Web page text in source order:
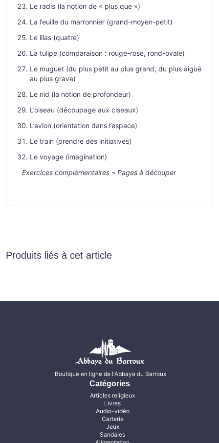
Le radis (la notion de « plus que »)
La feuille du marronnier (grand-moyen-petit)
Le lilas (quatre)
La tulipe (comparaison : rouge-rose, rond-ovale)
Le muguet (du plus petit au plus grand, du plus aiguë
au plus grave)
Le nid (la notion de profondeur)
L’oiseau (découpage aux ciseaux)
L’avion (orientation dans l’espace)
Le train (prendre des initiatives)
Le voyage (imagination)
Exercices complémentaires ¬ Pages à découper
Produits liés à cet article
Boutique en ligne de l'Abbaye du Barroux
Catégories
Articles religieux
Livres
Audio-vidéo
Carterie
Jeux
Sandales